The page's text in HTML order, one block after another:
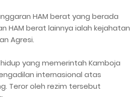
HAM berat yang berada
HAM berat lainnya ialah kejahatan
Agresi.
yang memerintah Kamboja
internasional atas
Teror oleh rezim tersebut